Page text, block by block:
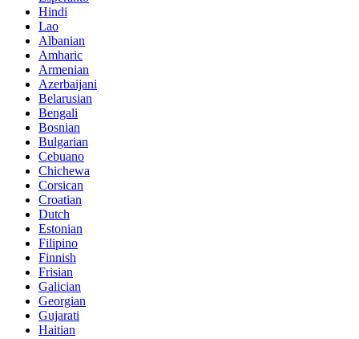
Hindi
Lao
Albanian
Amharic
Armenian
Azerbaijani
Belarusian
Bengali
Bosnian
Bulgarian
Cebuano
Chichewa
Corsican
Croatian
Dutch
Estonian
Filipino
Finnish
Frisian
Galician
Georgian
Gujarati
Haitian